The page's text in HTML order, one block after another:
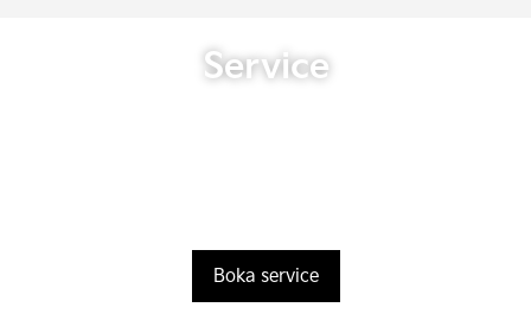
Service
Boka service